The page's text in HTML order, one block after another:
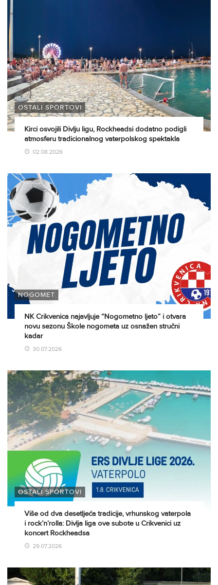
OSTALI SPORTOVI
Kirci osvojili Divlju ligu, Rockheadsi dodatno podigli
atmosferu tradicionalnog vaterpolskog spektakla
02.08.2026
NOGOMET
NK Crikvenica najavljuje “Nogometno ljeto” i otvara
novu sezonu Škole nogometa uz osnažen stručni
kadar
30.07.2026
OSTALI SPORTOVI
Više od dva desetljeća tradicije, vrhunskog vaterpola
i rock’n’rolla: Divlja liga ove subote u Crikvenici uz
koncert Rockheadsa
29.07.2026